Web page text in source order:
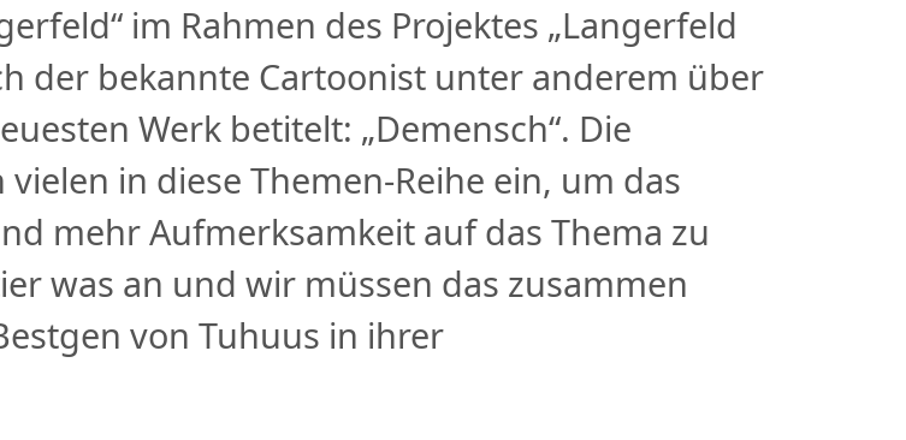
im Rahmen des Projektes „Langerfeld
der bekannte Cartoonist unter anderem über
Werk betitelt: „Demensch“. Die
in diese Themen-Reihe ein, um das
mehr Aufmerksamkeit auf das Thema zu
was an und wir müssen das zusammen
von Tuhuus in ihrer